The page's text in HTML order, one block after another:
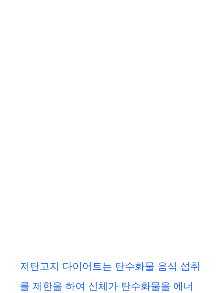
저탄고지 다이어트는 탄수화물 음식 섭취
를 제한을 하여 신체가 탄수화물을 에너